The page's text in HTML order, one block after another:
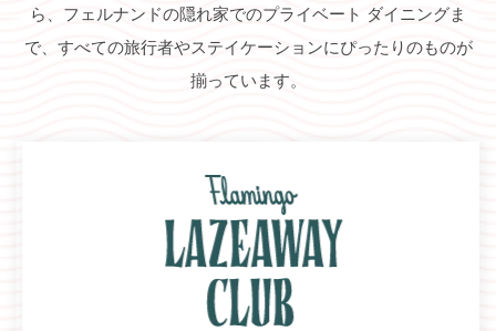
ら、フェルナンドの隠れ家でのプライベート ダイニングま
で、すべての旅行者やステイケーションにぴったりのものが
揃っています。